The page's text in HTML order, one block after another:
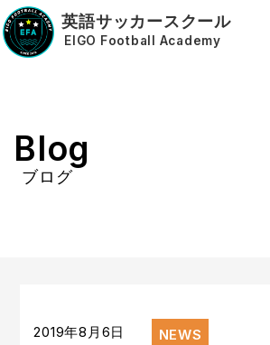
英語サッカースクール
EIGO Football Academy
Blog
ブログ
2019年8月6日 NEWS